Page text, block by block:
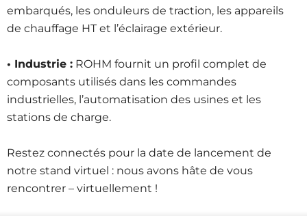
embarqués, les onduleurs de traction, les appareils
de chauffage HT et l’éclairage extérieur.
• Industrie : ROHM fournit un profil complet de
composants utilisés dans les commandes
industrielles, l’automatisation des usines et les
stations de charge.
Restez connectés pour la date de lancement de
notre stand virtuel : nous avons hâte de vous
rencontrer – virtuellement !